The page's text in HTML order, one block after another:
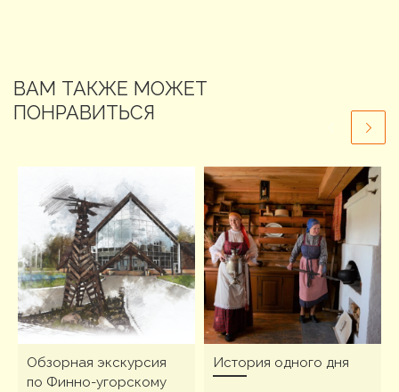
ВАМ ТАКЖЕ МОЖЕТ
ПОНРАВИТЬСЯ
Обзорная экскурсия
по Финно-угорскому
История одного дня